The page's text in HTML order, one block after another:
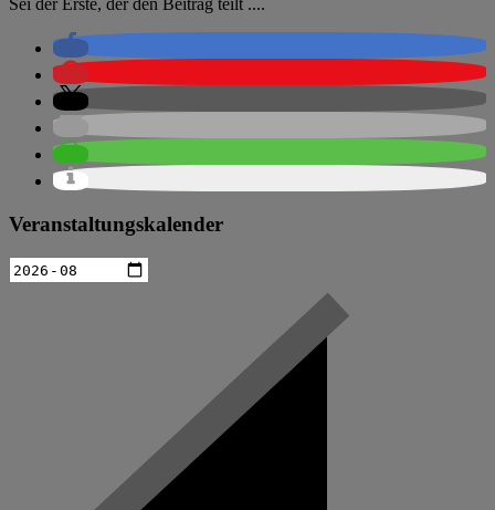
Sei der Erste, der den Beitrag teilt ....
Veranstaltungskalender